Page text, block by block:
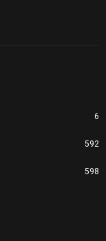
nas
6
592
598